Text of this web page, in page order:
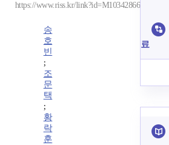
https://www.riss.kr/link?id=M10342866
송
호
빈
;
조
문
택
;
황
락
훈
료